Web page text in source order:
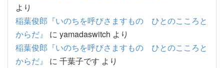
より
稲葉俊郎『いのちを呼びさますもの ひとのこころと
からだ』
に yamadaswitch より
稲葉俊郎『いのちを呼びさますもの ひとのこころと
からだ』
に 千葉子です より